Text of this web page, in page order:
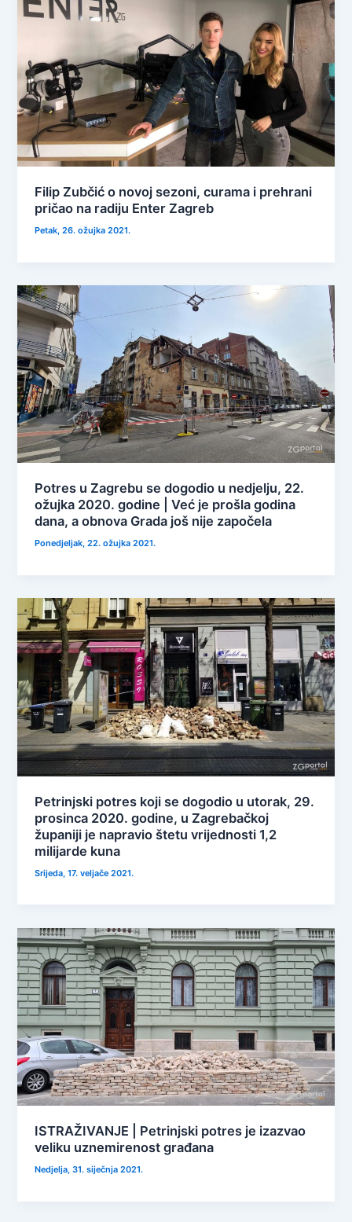
Filip Zubčić o novoj sezoni, curama i prehrani
pričao na radiju Enter Zagreb
Petak, 26. ožujka 2021.
Potres u Zagrebu se dogodio u nedjelju, 22.
ožujka 2020. godine | Već je prošla godina
dana, a obnova Grada još nije započela
Ponedjeljak, 22. ožujka 2021.
Petrinjski potres koji se dogodio u utorak, 29.
prosinca 2020. godine, u Zagrebačkoj
županiji je napravio štetu vrijednosti 1,2
milijarde kuna
Srijeda, 17. veljače 2021.
ISTRAŽIVANJE | Petrinjski potres je izazvao
veliku uznemirenost građana
Nedjelja, 31. siječnja 2021.